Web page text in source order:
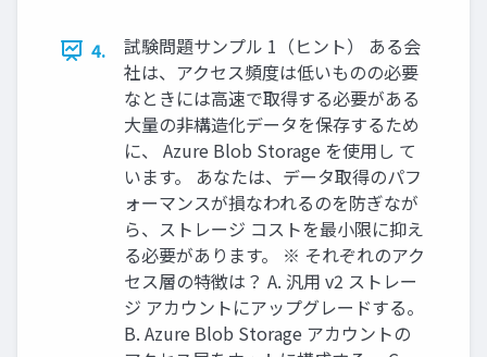
4.
試験問題サンプル 1（ヒント） ある会
社は、アクセス頻度は低いものの必要
なときには高速で取得する必要がある
大量の非構造化データを保存するため
に、 Azure Blob Storage を使用し て
います。 あなたは、データ取得のパフ
ォーマンスが損なわれるのを防ぎなが
ら、ストレージ コストを最小限に抑え
る必要があります。 ※ それぞれのアク
セス層の特徴は？ A. 汎用 v2 ストレー
ジ アカウントにアップグレードする。
B. Azure Blob Storage アカウントの